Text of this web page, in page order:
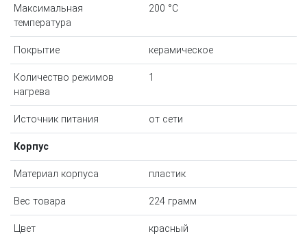
Максимальная
температура
200 °С
Покрытие керамическое
Количество режимов
нагрева
1
Источник питания от сети
Корпус
Материал корпуса пластик
Вес товара 224 грамм
Цвет красный